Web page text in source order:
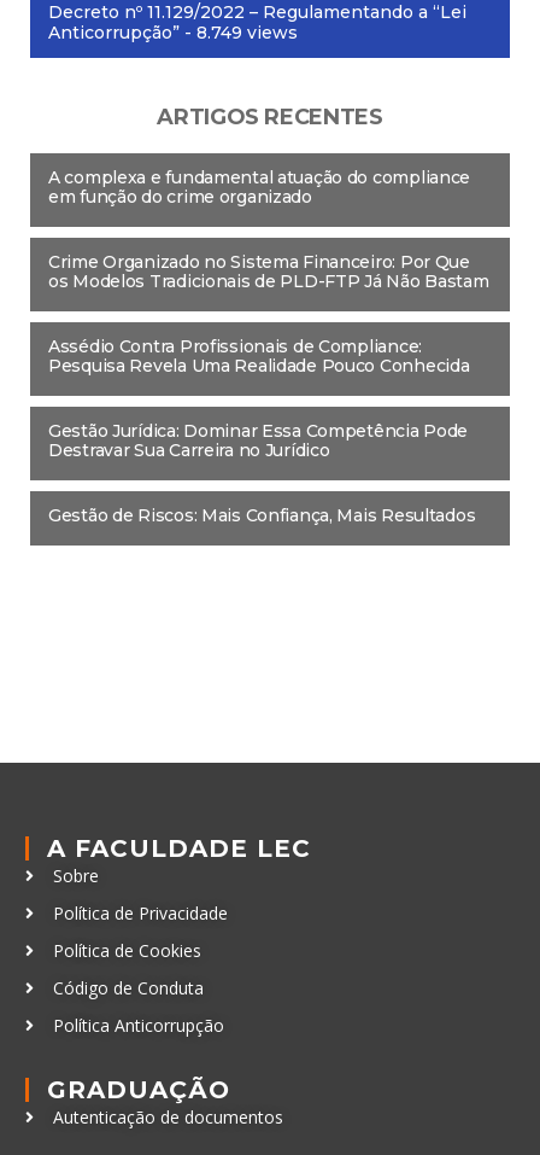
Decreto nº 11.129/2022 – Regulamentando a “Lei
Anticorrupção” - 8.749 views
ARTIGOS RECENTES
A complexa e fundamental atuação do compliance
em função do crime organizado
Crime Organizado no Sistema Financeiro: Por Que
os Modelos Tradicionais de PLD-FTP Já Não Bastam
Assédio Contra Profissionais de Compliance:
Pesquisa Revela Uma Realidade Pouco Conhecida
Gestão Jurídica: Dominar Essa Competência Pode
Destravar Sua Carreira no Jurídico
Gestão de Riscos: Mais Confiança, Mais Resultados
A FACULDADE LEC
Sobre
Política de Privacidade
Política de Cookies
Código de Conduta
Política Anticorrupção
GRADUAÇÃO
Autenticação de documentos